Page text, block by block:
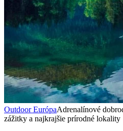
Outdoor EurópaAdrenalínové
zážitky a najkrajšie prírodné lokality